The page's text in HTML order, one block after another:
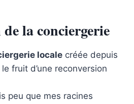
la conciergerie
locale créée depuis
fruit d’une reconversion
peu que mes racines